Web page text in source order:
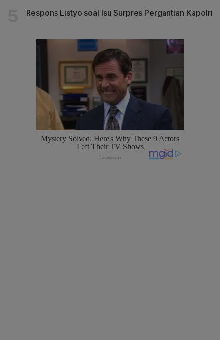
Respons Listyo soal Isu Surpres Pergantian Kapolri